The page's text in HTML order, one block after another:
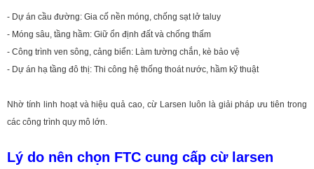
- Dự án cầu đường: Gia cố nền móng, chống sạt lở taluy
- Móng sâu, tầng hầm: Giữ ổn định đất và chống thấm
- Công trình ven sông, cảng biển: Làm tường chắn, kè bảo vệ
- Dự án hạ tầng đô thị: Thi công hệ thống thoát nước, hầm kỹ thuật
Nhờ tính linh hoạt và hiệu quả cao, cừ Larsen luôn là giải pháp ưu tiên trong
các công trình quy mô lớn.
Lý do nên chọn FTC cung cấp cừ larsen